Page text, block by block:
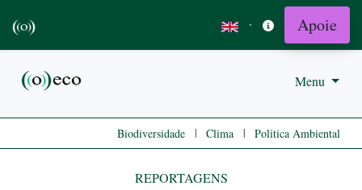
· Apoie
Menu
Biodiversidade | Clima | Politica Ambiental
REPORTAGENS